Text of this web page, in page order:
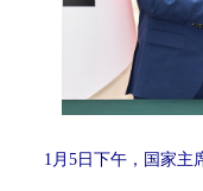
1月5日下午，国家主席